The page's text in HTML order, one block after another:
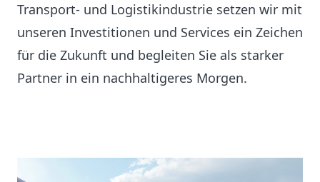
Transport- und Logistikindustrie setzen wir mit
unseren Investitionen und Services ein Zeichen
für die Zukunft und begleiten Sie als starker
Partner in ein nachhaltigeres Morgen.